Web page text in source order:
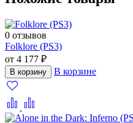
0 отзывов
Folklore (PS3)
от 4 177 ₽
В корзину В корзине